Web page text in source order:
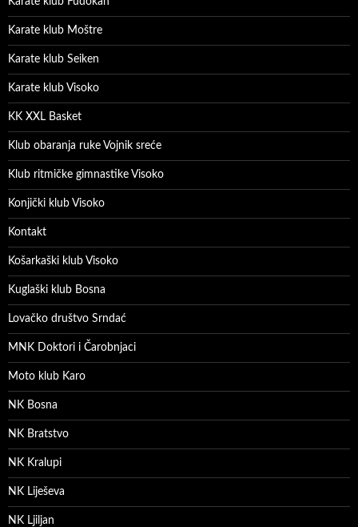
Karate klub Moštre
Karate klub Seiken
Karate klub Visoko
KK XXL Basket
Klub obaranja ruke Vojnik sreće
Klub ritmičke gimnastike Visoko
Konjički klub Visoko
Kontakt
Košarkaški klub Visoko
Kuglaški klub Bosna
Lovačko društvo Srndać
MNK Doktori i Čarobnjaci
Moto klub Karo
NK Bosna
NK Bratstvo
NK Kralupi
NK Liješeva
NK Ljiljan